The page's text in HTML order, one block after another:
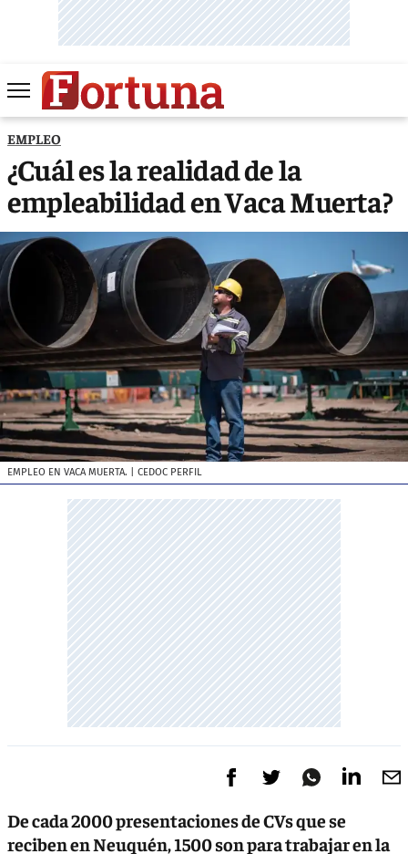
EMPLEO
¿Cuál es la realidad de la
empleabilidad en Vaca Muerta?
EMPLEO EN VACA MUERTA. | CEDOC PERFIL
De cada 2000 presentaciones de CVs que se
reciben en Neuquén, 1500 son para trabajar en la